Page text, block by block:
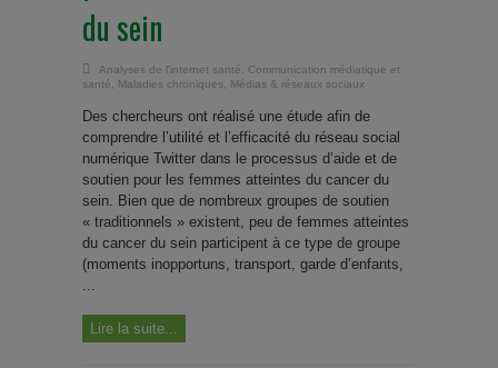
du sein
Analyses de l'internet santé, Communication médiatique et
santé, Maladies chroniques, Médias & réseaux sociaux
Des chercheurs ont réalisé une étude afin de
comprendre l’utilité et l’efficacité du réseau social
numérique Twitter dans le processus d’aide et de
soutien pour les femmes atteintes du cancer du
sein. Bien que de nombreux groupes de soutien
« traditionnels » existent, peu de femmes atteintes
du cancer du sein participent à ce type de groupe
(moments inopportuns, transport, garde d’enfants,
...
Lire la suite...